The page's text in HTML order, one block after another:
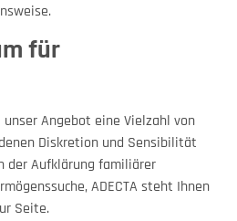
für
Angebot eine Vielzahl von
Diskretion und Sensibilität
der Aufklärung familiärer
ADECTA steht Ihnen
Seite.